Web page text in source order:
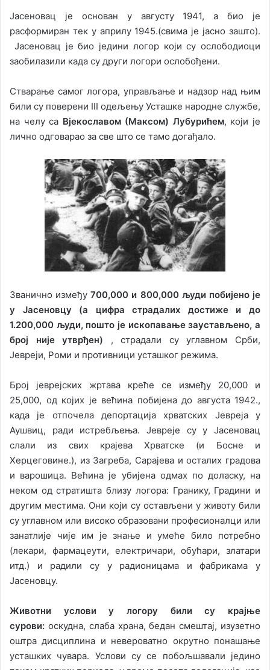
Јасеновац је основан у августу 1941, а био је
расформиран тек у априлу 1945.(свима је јасно зашто).
Јасеновац је био једини логор који су ослободиоци
заобилазили када су други логори ослобођени.
Стварање самог логора, управљање и надзор над њим
били су поверени III одељењу Усташке народне службе,
на челу са Вјекославом (Максом) Лубурићем, који је
лично одговарао за све што се тамо догађало.
Званично између700,000 и 800,000 људи побијено је
у Јасеновцу (а цифра страдалих достиже и до
1.200,000 људи, пошто је ископавање заустављено, а
број није утврђен) , страдали су углавном Срби,
Јевреји, Роми и противници усташког режима.
Број јеврејских жртава креће се између 20,000 и
25,000, од којих је већина побијена до августа 1942.,
када је отпочела депортација хрватских Јевреја у
Аушвиц, ради истребљења. Јевреје су у Јасеновац
слали из свих крајева Хрватске (и Босне и
Херцеговине.), из Загреба, Сарајева и осталих градова
и варошица. Већина је убијена одмах по доласку, на
неком од стратишта близу логора: Гранику, Градини и
другим местима. Они који су остављени у животу били
су углавном или високо образовани професионалци или
занатлије чије им је знање и умеће било потребно
(лекари, фармацеути, електричари, обућари, златари
итд.) и радили су у радионицама и фабрикама у
Јасеновцу.
Животни услови у логору били су крајње
сурови: оскудна, слаба храна, бедан смештај, изузетно
оштра дисциплина и невероватно окрутно понашање
усташких чувара. Услови су се побољшавали једино